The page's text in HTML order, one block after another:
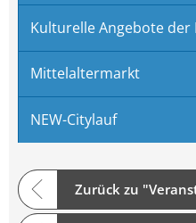
Kulturelle Angebote der
Mittelaltermarkt
NEW-Citylauf
Zurück zu